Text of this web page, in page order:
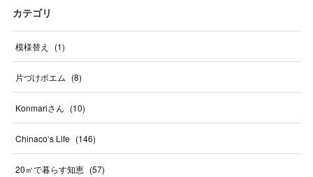
カテゴリ
模様替え (1)
片づけポエム (8)
Konmariさん (10)
Chinaco‘s Life (146)
20㎡で暮らす知恵 (57)